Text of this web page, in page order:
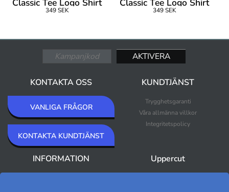
349 SEK 349 SEK
KONTAKTA OSS
VANLIGA FRÅGOR
KONTAKTA KUNDTJÄNST
KUNDTJÄNST
Trygghetsgaranti
Våra allmänna villkor
Integritetspolicy
INFORMATION Uppercut